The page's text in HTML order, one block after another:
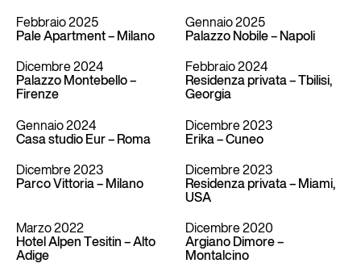
Febbraio 2025
Pale Apartment – Milano
Gennaio 2025
Palazzo Nobile – Napoli
Dicembre 2024
Palazzo Montebello –
Firenze
Febbraio 2024
Residenza privata – Tbilisi,
Georgia
Gennaio 2024
Casa studio Eur – Roma
Dicembre 2023
Erika – Cuneo
Dicembre 2023
Parco Vittoria – Milano
Dicembre 2023
Residenza privata – Miami,
USA
Marzo 2022
Hotel Alpen Tesitin – Alto
Adige
Dicembre 2020
Argiano Dimore –
Montalcino